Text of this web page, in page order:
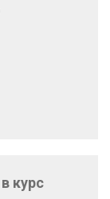
курс